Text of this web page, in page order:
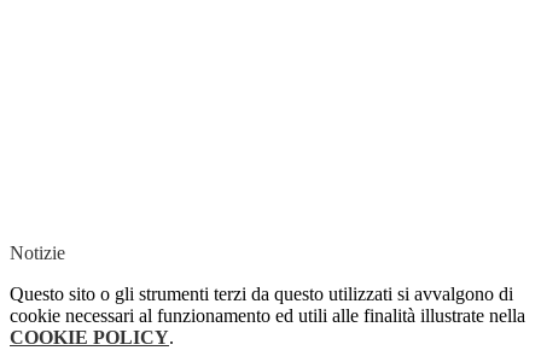
Notizie
Questo sito o gli strumenti terzi da questo utilizzati si avvalgono di
cookie necessari al funzionamento ed utili alle finalità illustrate nella
COOKIE POLICY.